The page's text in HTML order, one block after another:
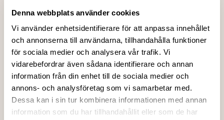
Denna webbplats använder cookies
Vi använder enhetsidentifierare för att anpassa innehållet
och annonserna till användarna, tillhandahålla funktioner
för sociala medier och analysera vår trafik. Vi
vidarebefordrar även sådana identifierare och annan
information från din enhet till de sociala medier och
annons- och analysföretag som vi samarbetar med.
Dessa kan i sin tur kombinera informationen med annan
information som du har tillhandahållit eller som de har
Lär er hemligheterna bakom gin
Upptäck destilleringens konst, de botaniska smakerna och
skillnaderna mellan olika ginvarianter.
Smaka och njut
Prova flera sorter och hitta era favoriter bland klassiska
och moderna gin.
Skapa egna cocktails
Lär er att mixa den perfekta gin & tonicen med rätt